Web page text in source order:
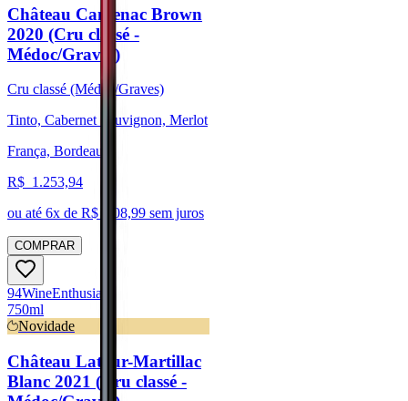
Château Cantenac Brown
2020 (Cru classé -
Médoc/Graves)
Cru classé (Médoc/Graves)
Tinto, Cabernet Sauvignon, Merlot
França, Bordeaux
R$ 1.253,94
ou até 6x de R$ 208,99 sem juros
COMPRAR
94WineEnthusiast
750ml
Novidade
Château Latour-Martillac
Blanc 2021 (Cru classé -